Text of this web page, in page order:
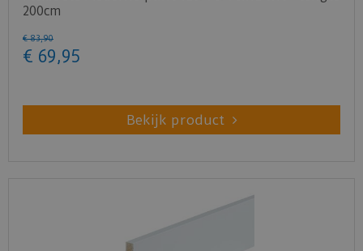
200cm
€ 83,90
€ 69,95
Bekijk product